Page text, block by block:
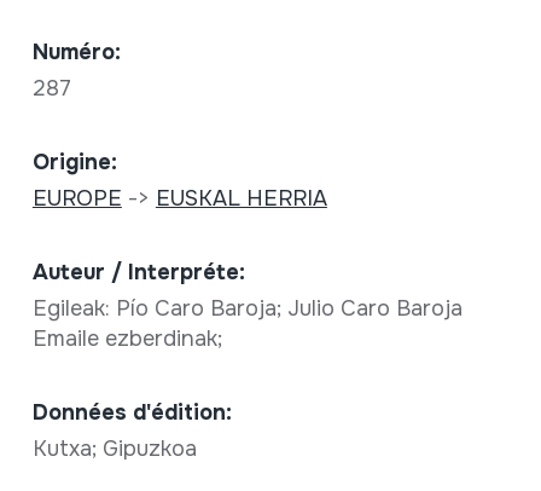
Numéro:
287
Origine:
EUROPE -> EUSKAL HERRIA
Auteur / Interpréte:
Egileak: Pío Caro Baroja; Julio Caro Baroja
Emaile ezberdinak;
Données d'édition:
Kutxa; Gipuzkoa